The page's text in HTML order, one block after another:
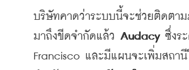
บริษัทคาดว่าระบบนี้จะช่วยติดตา
มาถึงขีดจำกัดแล้ว Audacy ซึ่งร
Francisco และมีแผนจะเพิ่มสถานี